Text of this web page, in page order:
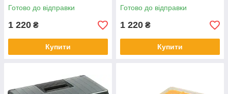
Готово до відправки
1 220 ₴
Купити
Готово до відправки
1 220 ₴
Купити